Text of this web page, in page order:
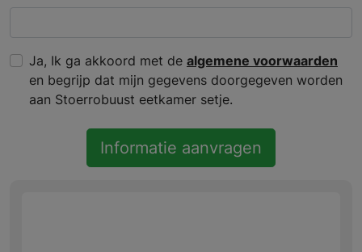
Ja, Ik ga akkoord met de algemene voorwaarden
en begrijp dat mijn gegevens doorgegeven worden
aan Stoerrobuust eetkamer setje.
Informatie aanvragen